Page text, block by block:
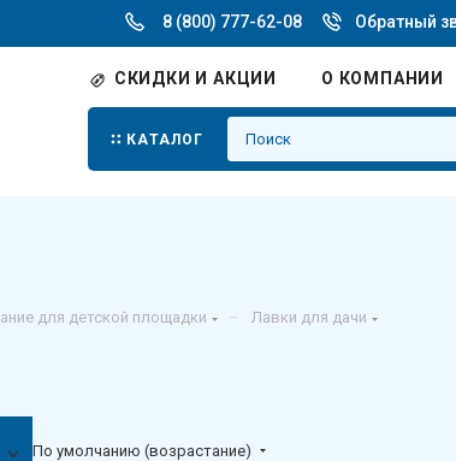
8 (800) 777-62-08 Обратный
СКИДКИ И АКЦИИ О КОМПАНИИ
КАТАЛОГ
для детской площадки – Лавки для дачи
По умолчанию (возрастание)